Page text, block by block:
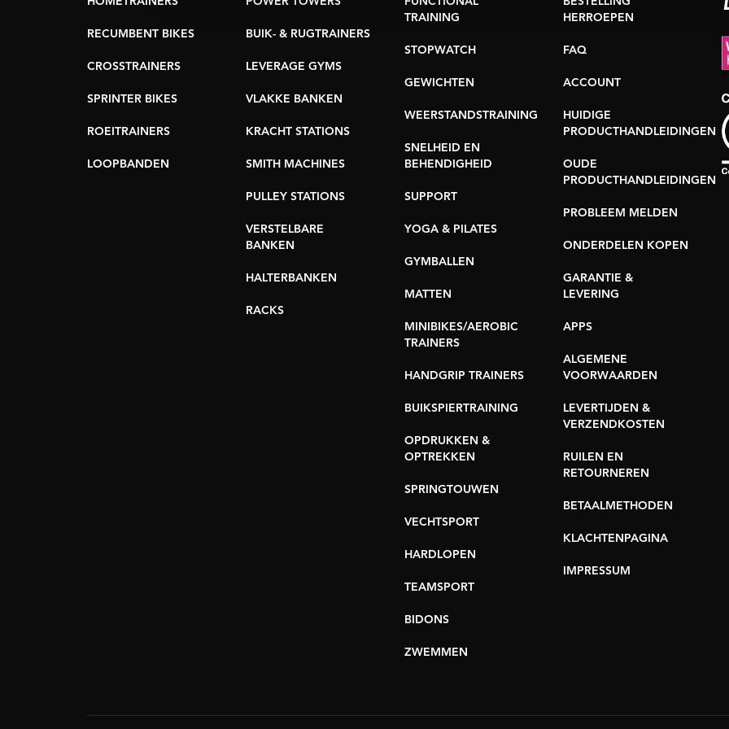
RECUMBENT BIKES
CROSSTRAINERS
SPRINTER BIKES
ROEITRAINERS
LOOPBANDEN
BUIK- & RUGTRAINERS
LEVERAGE GYMS
VLAKKE BANKEN
KRACHT STATIONS
SMITH MACHINES
PULLEY STATIONS
VERSTELBARE
BANKEN
HALTERBANKEN
RACKS
TRAINING
STOPWATCH
GEWICHTEN
WEERSTANDSTRAINING
SNELHEID EN
BEHENDIGHEID
SUPPORT
YOGA & PILATES
GYMBALLEN
MATTEN
MINIBIKES/AEROBIC
TRAINERS
HANDGRIP TRAINERS
BUIKSPIERTRAINING
OPDRUKKEN &
OPTREKKEN
SPRINGTOUWEN
VECHTSPORT
HARDLOPEN
TEAMSPORT
BIDONS
ZWEMMEN
HERROEPEN
FAQ
ACCOUNT
HUIDIGE
PRODUCTHANDLEIDINGEN
OUDE
PRODUCTHANDLEIDINGEN
PROBLEEM MELDEN
ONDERDELEN KOPEN
GARANTIE &
LEVERING
APPS
ALGEMENE
VOORWAARDEN
LEVERTIJDEN &
VERZENDKOSTEN
RUILEN EN
RETOURNEREN
BETAALMETHODEN
KLACHTENPAGINA
IMPRESSUM